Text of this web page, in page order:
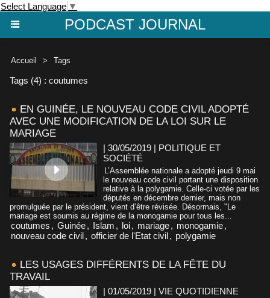
Select Language ▼
PODCAST JOURNAL
Accueil > Tags
Tags (4) : coutumes
EN GUINÉE, LE NOUVEAU CODE CIVIL ADOPTÉ
AVEC UNE MODIFICATION DE LA LOI SUR LE
MARIAGE
| 30/05/2019 | POLITIQUE ET
SOCIÉTÉ
L’Assemblée nationale a adopté jeudi 9 mai
le nouveau code civil portant une disposition
relative à la polygamie. Celle-ci votée par les
députés en décembre dernier, mais non
promulguée par le président, vient d’être révisée. Désormais, "Le
mariage est soumis au régime de la monogamie pour tous les...
coutumes , Guinée, Islam , loi, mariage, monogamie,
nouveau code civil, officier de l'Etat civil, polygamie
LES USAGES DIFFÉRENTS DE LA FÊTE DU
TRAVAIL
| 01/05/2019 | VIE QUOTIDIENNE